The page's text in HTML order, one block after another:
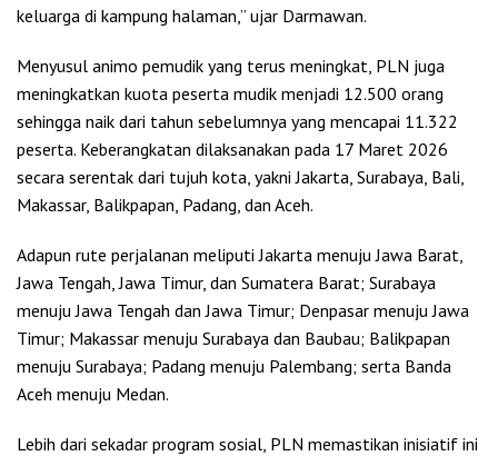
keluarga di kampung halaman,” ujar Darmawan.
Menyusul animo pemudik yang terus meningkat, PLN juga
meningkatkan kuota peserta mudik menjadi 12.500 orang
sehingga naik dari tahun sebelumnya yang mencapai 11.322
peserta. Keberangkatan dilaksanakan pada 17 Maret 2026
secara serentak dari tujuh kota, yakni Jakarta, Surabaya, Bali,
Makassar, Balikpapan, Padang, dan Aceh.
Adapun rute perjalanan meliputi Jakarta menuju Jawa Barat,
Jawa Tengah, Jawa Timur, dan Sumatera Barat; Surabaya
menuju Jawa Tengah dan Jawa Timur; Denpasar menuju Jawa
Timur; Makassar menuju Surabaya dan Baubau; Balikpapan
menuju Surabaya; Padang menuju Palembang; serta Banda
Aceh menuju Medan.
Lebih dari sekadar program sosial, PLN memastikan inisiatif ini